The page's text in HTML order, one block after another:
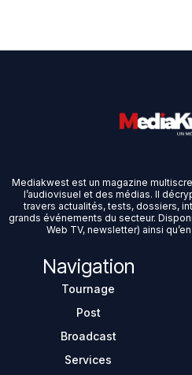
Mediakwest est un magazine
l’audiovisuel et des médias. Il
travers actualités, tests, dossiers,
grands événements du secteur.
Web TV, newsletter) ainsi
Navigation
Tournage
Post
Broadcast
Services